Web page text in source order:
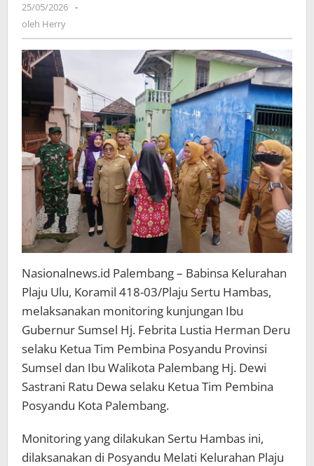
Posyandu
Provinsi
Sumsel
dan
Kota
Palembang
25/05/2026 oleh
-
oleh Herry
Nasionalnews.id Palembang – Babinsa Kelurahan
Plaju Ulu, Koramil 418-03/Plaju Sertu Hambas,
melaksanakan monitoring kunjungan Ibu
Gubernur Sumsel Hj. Febrita Lustia Herman Deru
selaku Ketua Tim Pembina Posyandu Provinsi
Sumsel dan Ibu Walikota Palembang Hj. Dewi
Sastrani Ratu Dewa selaku Ketua Tim Pembina
Posyandu Kota Palembang.
Monitoring yang dilakukan Sertu Hambas ini,
dilaksanakan di Posyandu Melati Kelurahan Plaju